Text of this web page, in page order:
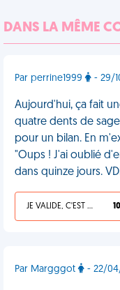
DANS LA MÊME
Par perrine1999 - 29/
Aujourd'hui, ça fait
quatre dents de
pour un bilan. En
"Oups ! J'ai oublié
dans quinze jours.
JE VALIDE, C'EST UNE VDM
Par Margggot - 22/